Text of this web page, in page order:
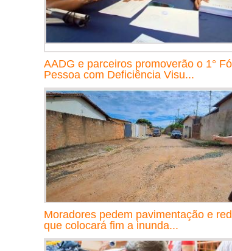
AADG e parceiros promoverão o 1°
Pessoa com Deficiência Visu...
Moradores pedem pavimentação e
que colocará fim a inunda...